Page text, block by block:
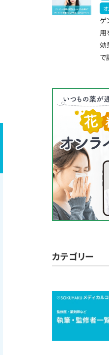
ゲ
用
効
で
カテゴリー